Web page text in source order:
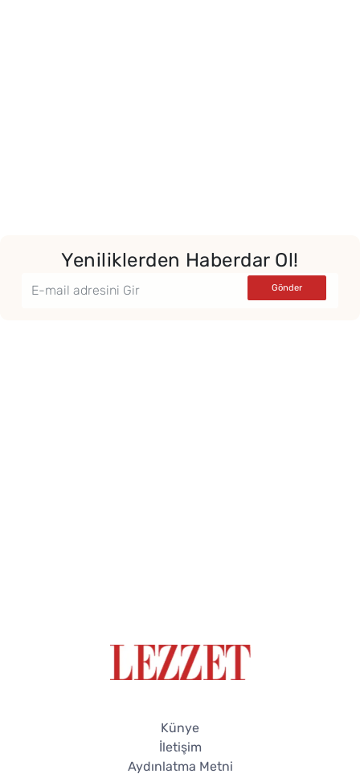
Yeniliklerden Haberdar Ol!
Künye
İletişim
Aydınlatma Metni